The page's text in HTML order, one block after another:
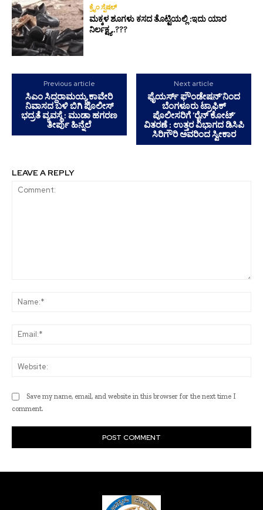
ಕ್ರೈಂ ಸ್ಪೆಷಲ್
ಮಕ್ಕಳ ಶೂಗಳು ಕಸದ ತೊಟ್ಟಿಯಲ್ಲಿ :ಇದು ಯಾರ
ನಿರ್ಲಕ್ಷ್ಯ..???
Previous article
ಸಿಎಂ ಸಿದ್ದರಾಮಯ್ಯ ಕಾವೇರಿ
ನಿವಾಸದ ಬಳಿ ಬಿಗಿ ಪೊಲೀಸ್
ಭದ್ರತೆ ವ್ಯವಸ್ಥೆ : ಮುಡಾ ಹಗರಣ
ತೀರ್ಪು ಹಿನ್ನೆಲೆ
Next article
ಫೈಯರ್ಸ್ ಫೌಂಡೇಷನ್’ನಿಂದ
ಬೆಂಗಳೂರು ಟ್ರಾಫಿಕ್
ಪೊಲೀಸರಿಗೆ ‘ರೈನ್ ಕೋಟ್’
ವಿತರಣೆ : ಉತ್ತರ ವಿಭಾಗದ ಡಿಸಿಪಿ
ಸಿರಿಗೌರಿ ಅವರಿಂದ ಸ್ವೀಕಾರ
LEAVE A REPLY
Save my name, email, and website in this browser for the next time I
comment.